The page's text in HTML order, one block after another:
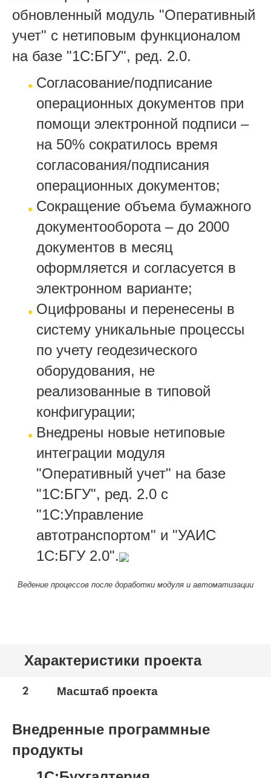
обновленный модуль "Оперативный
учет" с нетиповым функционалом
на базе "1С:БГУ", ред. 2.0.
Согласование/подписание
операционных документов при
помощи электронной подписи –
на 50% сократилось время
согласования/подписания
операционных документов;
Сокращение объема бумажного
документооборота – до 2000
документов в месяц
оформляется и согласуется в
электронном варианте;
Оцифрованы и перенесены в
систему уникальные процессы
по учету геодезического
оборудования, не
реализованные в типовой
конфигурации;
Внедрены новые нетиповые
интеграции модуля
"Оперативный учет" на базе
"1С:БГУ", ред. 2.0 с
"1С:Управление
автотранспортом" и "УАИС
1С:БГУ 2.0".
Ведение процессов после доработки модуля и автоматизации
Характеристики проекта
2 Масштаб проекта
Внедренные программные
продукты